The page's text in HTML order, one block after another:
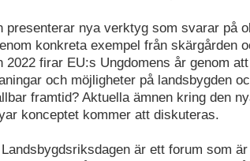
presenterar nya verktyg som svarar på
konkreta exempel från skärgården
2022 firar EU:s Ungdomens år genom
och möjligheter på landsbygden
framtid? Aktuella ämnen kring den
konceptet kommer att diskuteras.
är ett forum som